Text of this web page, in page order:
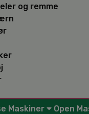
og remme
Maskiner
Open